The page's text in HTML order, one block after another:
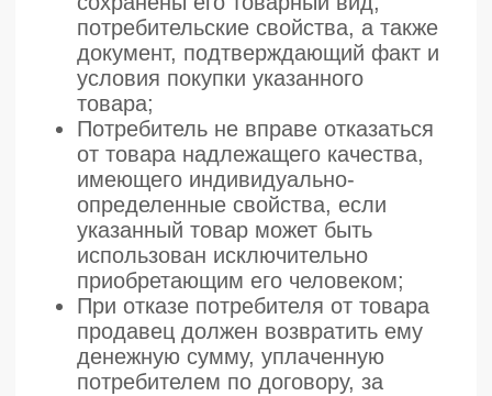
договора, если они не входят в
указанную часть цены услуги;
Потребитель при обнаружении
недостатков оказанной услуги
вправе по своему выбору
потребовать:
безвозмездного устранения
недостатков;
соответствующего уменьшения
цены;
возмещения понесенных им
расходов по устранению
недостатков своими силами или
третьими лицами;
Потребитель вправе предъявлять
требования, связанные с
недостатками оказанной услуги,
если они обнаружены в течение
гарантийного срока, а при его
отсутствии в разумный срок, в
пределах двух лет со дня принятия
оказанной услуги;